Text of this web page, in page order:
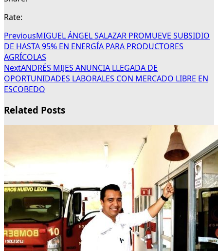
Rate:
PreviousMIGUEL ÁNGEL SALAZAR PROMUEVE SUBSIDIO
DE HASTA 95% EN ENERGÍA PARA PRODUCTORES
AGRÍCOLAS
NextANDRÉS MIJES ANUNCIA LLEGADA DE
OPORTUNIDADES LABORALES CON MERCADO LIBRE EN
ESCOBEDO
Related Posts